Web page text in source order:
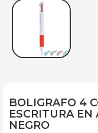
BOLIGRAFO 4
ESCRITURA EN
NEGRO